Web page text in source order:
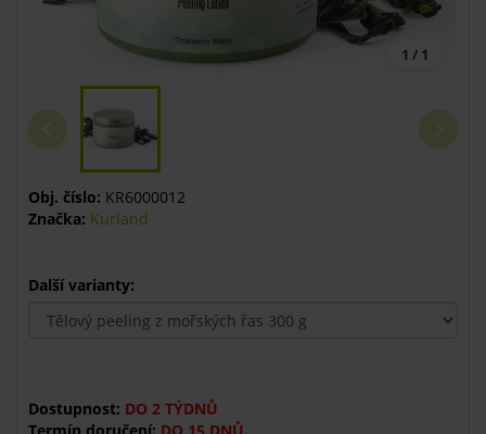
1 / 1
Obj. číslo: KR6000012
Značka: Kurland
Další varianty:
Dostupnost: DO 2 TÝDNŮ
Termín doručení: DO 15 DNŮ.